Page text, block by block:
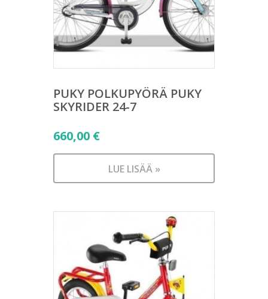
PUKY POLKUPYÖRÄ PUKY
SKYRIDER 24-7
660,00 €
LUE LISÄÄ »